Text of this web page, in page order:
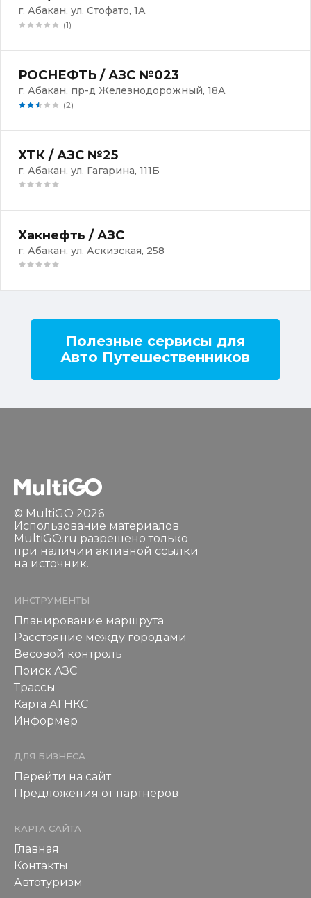
г. Абакан, ул. Стофато, 1А
(1)
РОСНЕФТЬ / АЗС №023
г. Абакан, пр-д Железнодорожный, 18А
(2)
ХТК / АЗС №25
г. Абакан, ул. Гагарина, 111Б
Хакнефть / АЗС
г. Абакан, ул. Аскизская, 258
Полезные сервисы для
Авто Путешественников
© MultiGO 2026
Использование материалов
MultiGO.ru разрешено только
при наличии активной ссылки
на источник.
ИНСТРУМЕНТЫ
Планирование маршрута
Расстояние между городами
Весовой контроль
Поиск АЗС
Трассы
Карта АГНКС
Информер
ДЛЯ БИЗНЕСА
Перейти на сайт
Предложения от партнеров
КАРТА САЙТА
Главная
Контакты
Автотуризм